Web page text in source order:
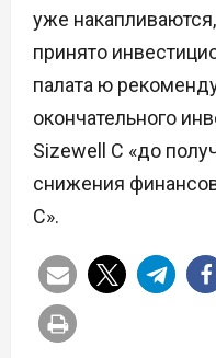
уже
принято
палата ю
окончательного
Sizewell C «до
снижения
C».